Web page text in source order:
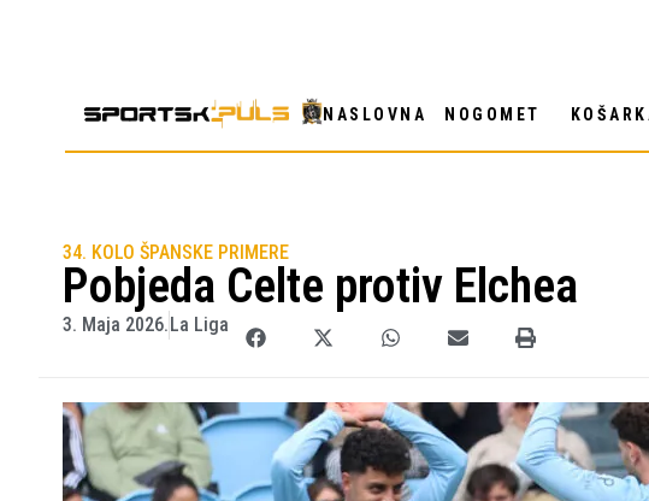
NASLOVNA NOGOMET
34. KOLO ŠPANSKE PRIMERE
Pobjeda Celte protiv Elchea
3. Maja 2026.La Liga